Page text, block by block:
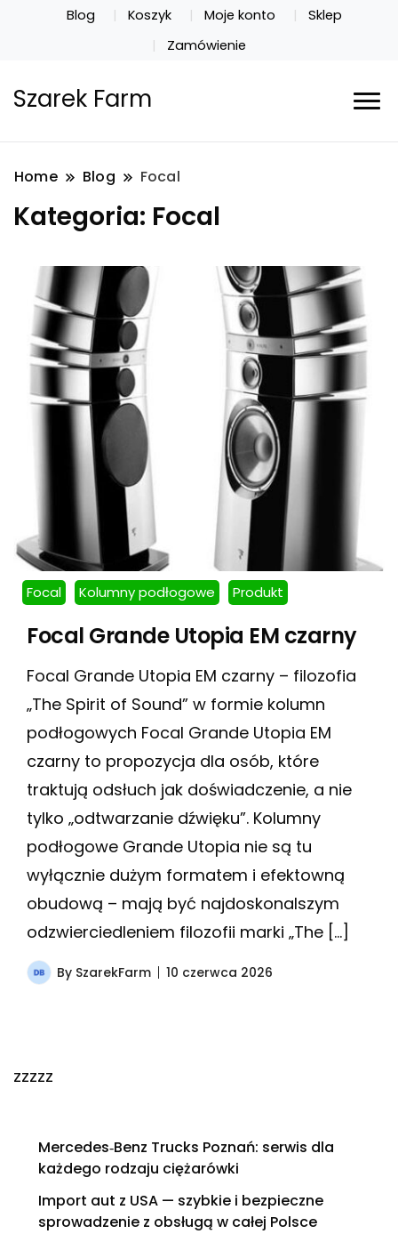
Blog Koszyk Moje konto
Sklep
Zamówienie
Szarek Farm
Home Blog Focal
Kategoria: Focal
Focal Kolumny podłogowe Produkt
Focal Grande Utopia EM czarny
Focal Grande Utopia EM czarny – filozofia
„The Spirit of Sound” w formie kolumn
podłogowych Focal Grande Utopia EM
czarny to propozycja dla osób, które
traktują odsłuch jak doświadczenie, a nie
tylko „odtwarzanie dźwięku”. Kolumny
podłogowe Grande Utopia nie są tu
wyłącznie dużym formatem i efektowną
obudową – mają być najdoskonalszym
odzwierciedleniem filozofii marki „The […]
By SzarekFarm 10 czerwca 2026
zzzzz
Mercedes‑Benz Trucks Poznań: serwis dla
każdego rodzaju ciężarówki
Import aut z USA — szybkie i bezpieczne
sprowadzenie z obsługą w całej Polsce